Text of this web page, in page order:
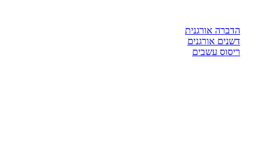
הדברה אורגנית
דשנים אורגנים
ריסוס עשבים